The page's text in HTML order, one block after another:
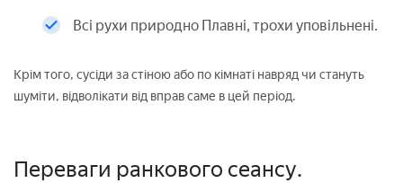
Всі рухи природно Плавні, трохи уповільнені.
Крім того, сусіди за стіною або по кімнаті навряд чи стануть
шуміти, відволікати від вправ саме в цей період.
Переваги ранкового сеансу.